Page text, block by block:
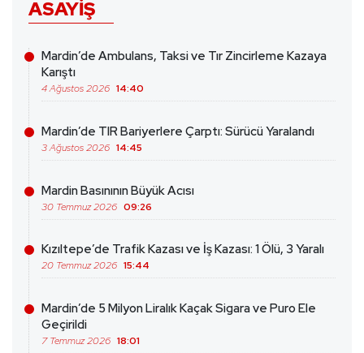
ASAYIŞ
Mardin’de Ambulans, Taksi ve Tır Zincirleme Kazaya
Karıştı
4 Ağustos 2026 14:40
Mardin’de TIR Bariyerlere Çarptı: Sürücü Yaralandı
3 Ağustos 2026 14:45
Mardin Basınının Büyük Acısı
30 Temmuz 2026 09:26
Kızıltepe’de Trafik Kazası ve İş Kazası: 1 Ölü, 3 Yaralı
20 Temmuz 2026 15:44
Mardin’de 5 Milyon Liralık Kaçak Sigara ve Puro Ele
Geçirildi
7 Temmuz 2026 18:01